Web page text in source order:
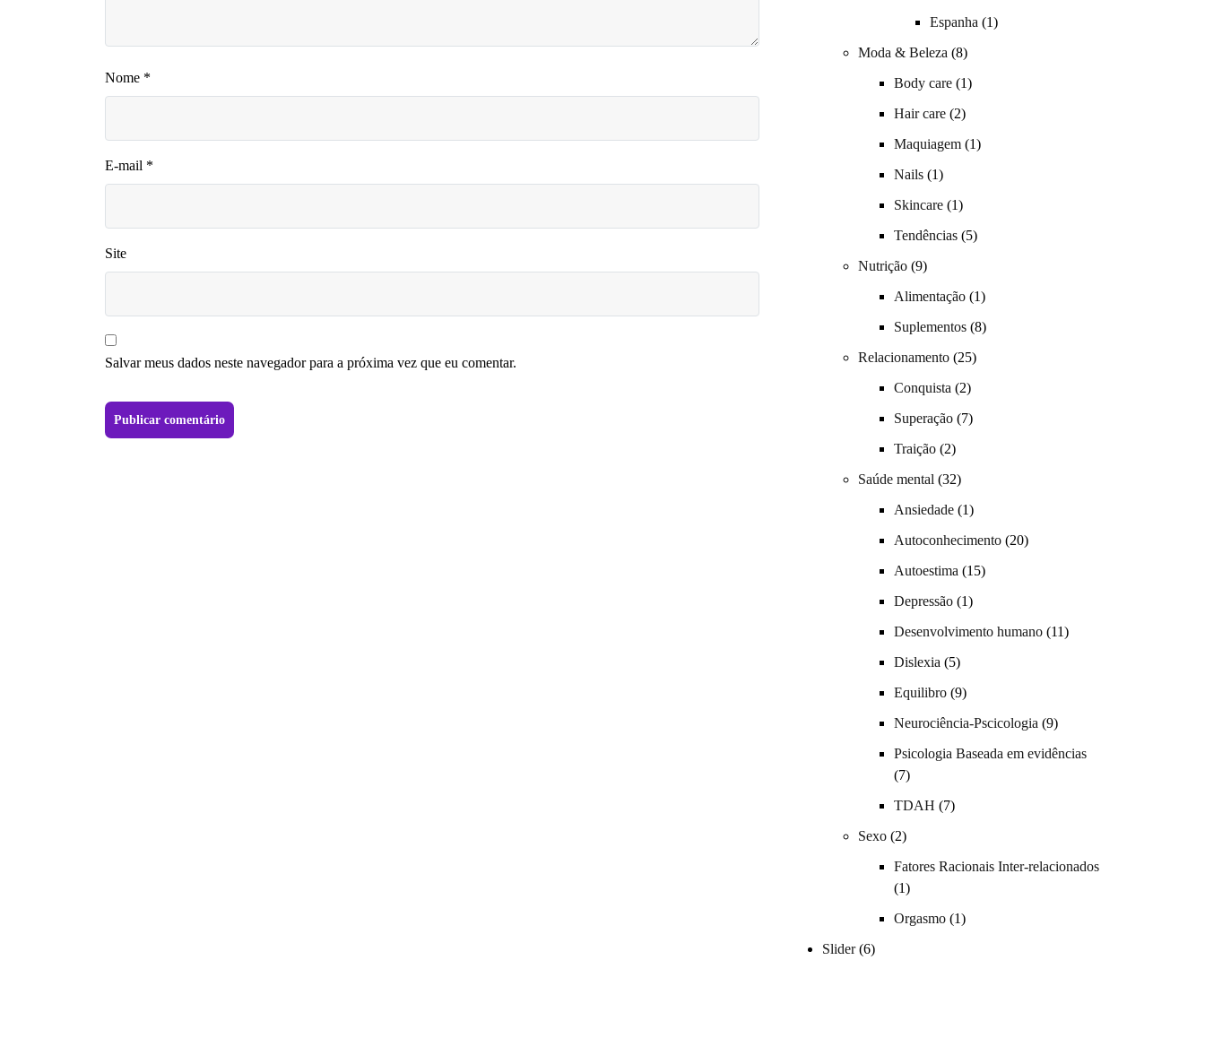
Nome *
E-mail *
Site
Salvar meus dados neste navegador para a próxima vez que eu comentar.
Espanha (1)
Moda & Beleza (8)
Body care (1)
Hair care (2)
Maquiagem (1)
Nails (1)
Skincare (1)
Tendências (5)
Nutrição (9)
Alimentação (1)
Suplementos (8)
Relacionamento (25)
Conquista (2)
Superação (7)
Traição (2)
Saúde mental (32)
Ansiedade (1)
Autoconhecimento (20)
Autoestima (15)
Depressão (1)
Desenvolvimento humano (11)
Dislexia (5)
Equilibro (9)
Neurociência-Pscicologia (9)
Psicologia Baseada em evidências
(7)
TDAH (7)
Sexo (2)
Fatores Racionais Inter-relacionados
(1)
Orgasmo (1)
Slider(6)